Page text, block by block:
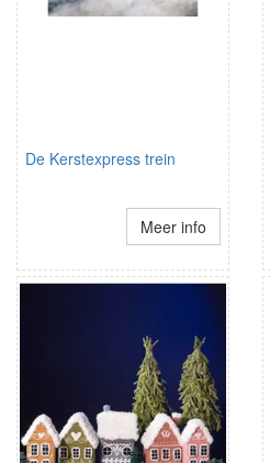
De Kerstexpress trein
Meer info